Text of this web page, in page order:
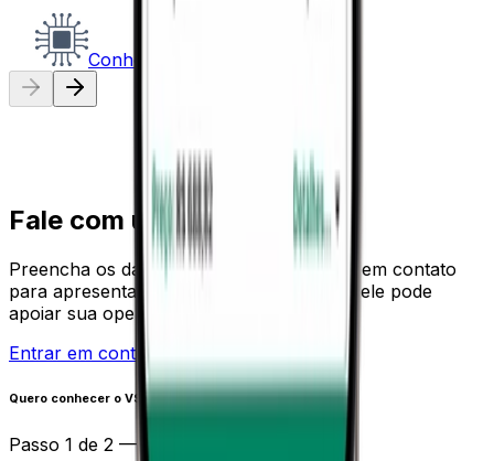
Conhecer
Fale com um especialista.
Preencha os dados ao lado e entraremos em contato
para apresentar o VSat e entender como ele pode
apoiar sua operação.
Entrar em contato
Quero conhecer o VSat
Passo 1 de 2 — Contato